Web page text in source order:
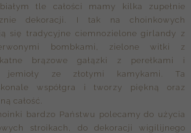
tle całości mamy kilka zupełnie
dekoracji. I tak na choinkowych
się tradycyjne ciemnozielone girlandy z
bombkami, zielone witki z
brązowe gałązki z perełkami i
jemioły ze złotymi kamykami. Ta
współgra i tworzy piękną oraz
całość.
bardzo Państwu polecamy do użycia
stroikach, do dekoracji wigilijnego